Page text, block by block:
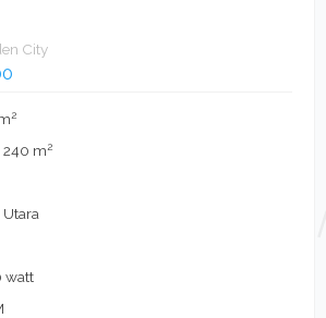
City
2
240 m2
watt